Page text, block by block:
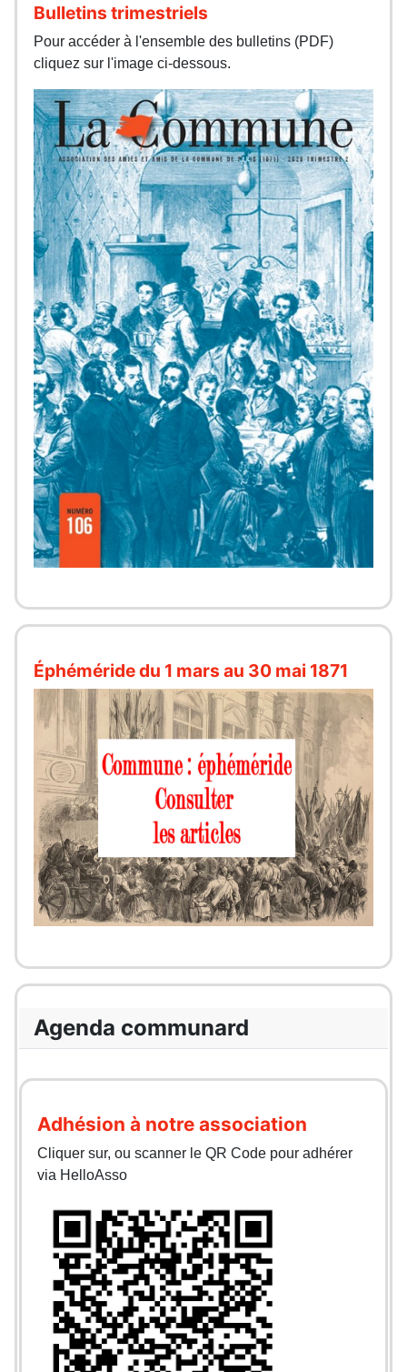
Bulletins trimestriels
Pour accéder à l'ensemble des bulletins (PDF)
cliquez sur l'image ci-dessous.
Éphéméride du 1 mars au 30 mai 1871
Agenda communard
Adhésion à notre association
Cliquer sur, ou scanner le QR Code pour adhérer
via HelloAsso